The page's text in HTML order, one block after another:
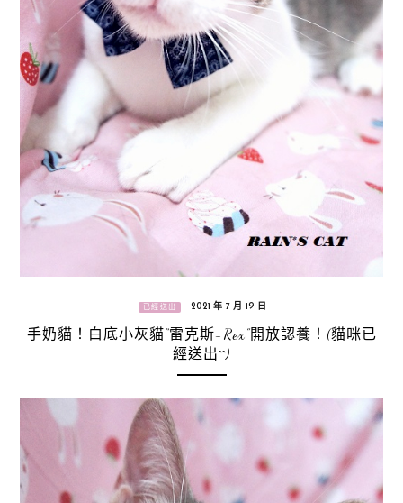
已經送出 2021 年 7 月 19 日
手奶貓！白底小灰貓“雷克斯-Rex”開放認養！(貓咪已
經送出^^)